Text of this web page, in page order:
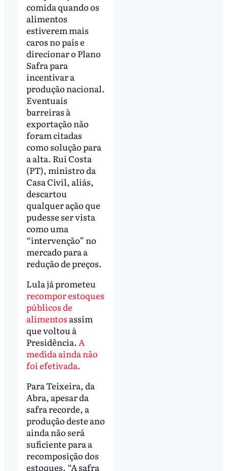
comida quando os
alimentos
estiverem mais
caros no país e
direcionar o Plano
Safra para
incentivar a
produção nacional.
Eventuais
barreiras à
exportação não
foram citadas
como solução para
a alta. Rui Costa
(PT), ministro da
Casa Civil, aliás,
descartou
qualquer ação que
pudesse ser vista
como uma
“intervenção” no
mercado para a
redução de preços.
Lula já prometeu
recompor estoques
públicos de
alimentos assim
que voltou à
Presidência. A
medida ainda não
foi efetivada.
Para Teixeira, da
Abra, apesar da
safra recorde, a
produção deste ano
ainda não será
suficiente para a
recomposição dos
estoques. “A safra